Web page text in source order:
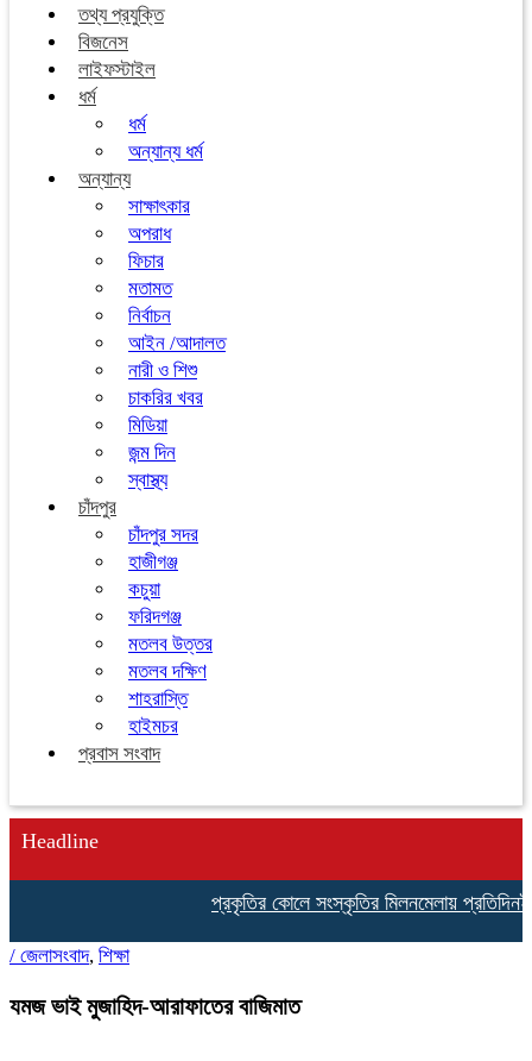
তথ্য প্রযুক্তি
বিজনেস
লাইফস্টাইল
ধর্ম
ধর্ম
অন্যান্য ধর্ম
অন্যান্য
সাক্ষাৎকার
অপরাধ
ফিচার
মতামত
নির্বাচন
আইন /আদালত
নারী ও শিশু
চাকরির খবর
মিডিয়া
জন্ম দিন
স্বাস্থ্য
চাঁদপুর
চাঁদপুর সদর
হাজীগঞ্জ
কচুয়া
ফরিদগঞ্জ
মতলব উত্তর
মতলব দক্ষিণ
শাহরাস্তি
হাইমচর
প্রবাস সংবাদ
Headline
প্রকৃতির কোলে সংস্কৃতির মিলনমেলায় প্রতিদিনই
/ জেলাসংবাদ, শিক্ষা
যমজ ভাই মুজাহিদ-আরাফাতের বাজিমাত